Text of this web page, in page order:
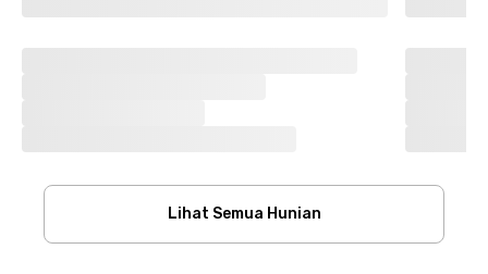
Lihat Semua Hunian